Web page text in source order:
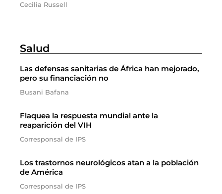
Cecilia Russell
Salud
Las defensas sanitarias de África han mejorado,
pero su financiación no
Busani Bafana
Flaquea la respuesta mundial ante la
reaparición del VIH
Corresponsal de IPS
Los trastornos neurológicos atan a la población
de América
Corresponsal de IPS